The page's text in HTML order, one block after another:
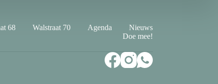
68 Walstraat 70 Agenda
Nieuws
Doe mee!